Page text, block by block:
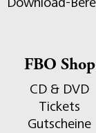
FBO Shop
CD & DVD
Tickets
Gutscheine